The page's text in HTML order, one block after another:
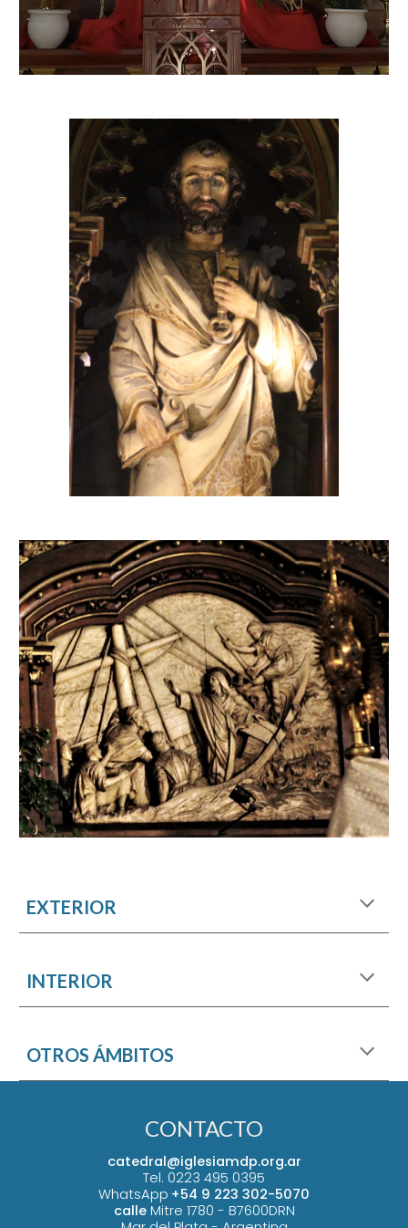
EXTERIOR
INTERIOR
OTROS ÁMBITOS
CONTACTO
catedral@iglesiamdp.org.ar
Tel. 0223 495 0395
WhatsApp +54 9 223 302-5070
calle Mitre 1780 - B7600DRN